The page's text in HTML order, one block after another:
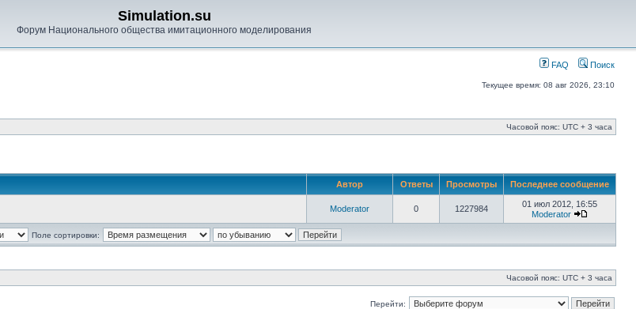
Simulation.su
Форум Национального общества имитационного моделирования
FAQ Поиск
Текущее время: 08 авг 2026, 23:10
Часовой пояс: UTC + 3 часа
Автор Ответы Просмотры Последнее сообщение
Moderator 0 1227984
01 июл 2012, 16:55
Moderator
Поле сортировки:
Часовой пояс: UTC + 3 часа
Перейти: